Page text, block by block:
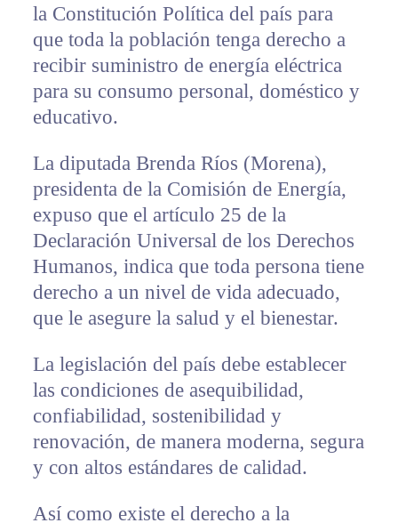
la Constitución Política del país para
que toda la población tenga derecho a
recibir suministro de energía eléctrica
para su consumo personal, doméstico y
educativo.
La diputada Brenda Ríos (Morena),
presidenta de la Comisión de Energía,
expuso que el artículo 25 de la
Declaración Universal de los Derechos
Humanos, indica que toda persona tiene
derecho a un nivel de vida adecuado,
que le asegure la salud y el bienestar.
La legislación del país debe establecer
las condiciones de asequibilidad,
confiabilidad, sostenibilidad y
renovación, de manera moderna, segura
y con altos estándares de calidad.
Así como existe el derecho a la